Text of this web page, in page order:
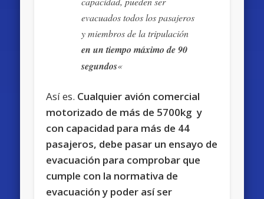
evacuados todos los pasajeros
y miembros de la tripulación
en un tiempo máximo de 90
segundos«
Así es. Cualquier avión comercial
motorizado de más de 5700kg y
con capacidad para más de 44
pasajeros, debe pasar un ensayo de
evacuación para comprobar que
cumple con la normativa de
evacuación y poder así ser